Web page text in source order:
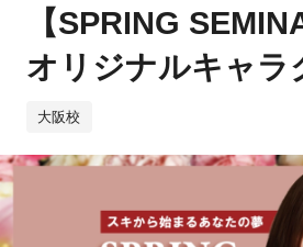
【SPRING
オリジナルキャラ
大阪校